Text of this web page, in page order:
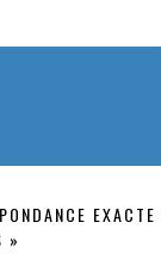
EXACTE
»